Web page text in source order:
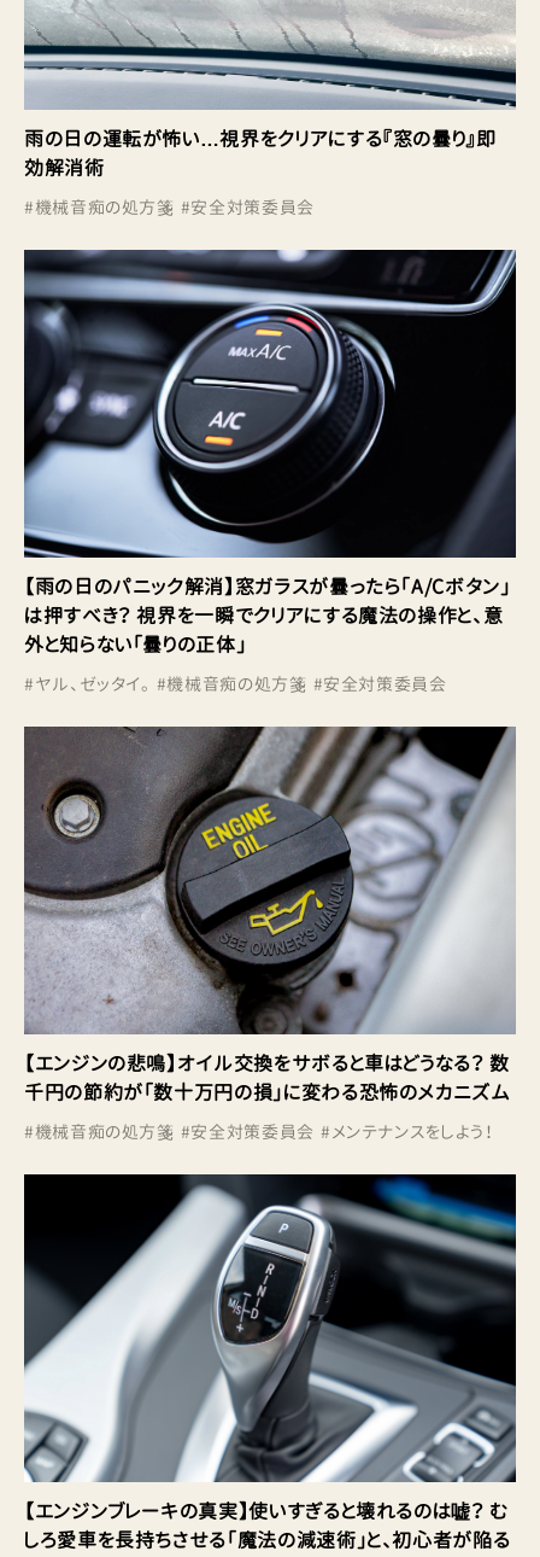
雨の日の運転が怖い…視界をクリアにする『窓の曇り』即
効解消術
#機械音痴の処方箋 #安全対策委員会
【雨の日のパニック解消】窓ガラスが曇ったら「A/Cボタン」
は押すべき？ 視界を一瞬でクリアにする魔法の操作と、意
外と知らない「曇りの正体」
#ヤル、ゼッタイ。 #機械音痴の処方箋 #安全対策委員会
【エンジンの悲鳴】オイル交換をサボると車はどうなる？ 数
千円の節約が「数十万円の損」に変わる恐怖のメカニズム
#機械音痴の処方箋 #安全対策委員会 #メンテナンスをしよう！
【エンジンブレーキの真実】使いすぎると壊れるのは嘘？ む
しろ愛車を長持ちさせる「魔法の減速術」と、初心者が陥る